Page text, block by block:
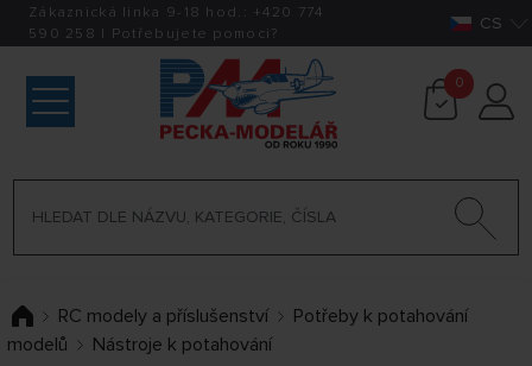
Zákaznická linka 9-18 hod.: +420 774
590 258 | Potřebujete pomoci? CS
0
RC modely a příslušenství
Potřeby k potahování
modelů
Nástroje k potahování